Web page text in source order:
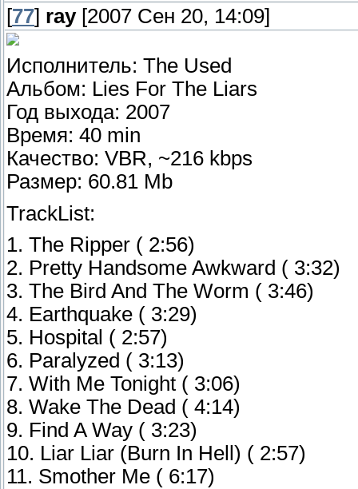
[77] ray[2007 Сен 20, 14:09]
Исполнитель: The Used
Альбом: Lies For The Liars
Год выхода: 2007
Время: 40 min
Качество: VBR, ~216 kbps
Размер: 60.81 Mb
TrackList:
1. The Ripper ( 2:56)
2. Pretty Handsome Awkward ( 3:32)
3. The Bird And The Worm ( 3:46)
4. Earthquake ( 3:29)
5. Hospital ( 2:57)
6. Paralyzed ( 3:13)
7. With Me Tonight ( 3:06)
8. Wake The Dead ( 4:14)
9. Find A Way ( 3:23)
10. Liar Liar (Burn In Hell) ( 2:57)
11. Smother Me ( 6:17)